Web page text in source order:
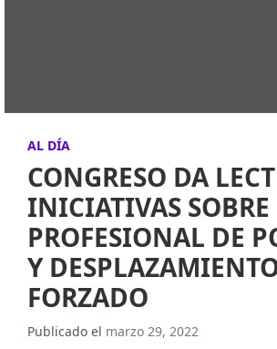
AL DÍA
CONGRESO DA
INICIATIVAS SOBRE
PROFESIONAL DE
Y
FORZADO
Publicado el marzo 29, 2022